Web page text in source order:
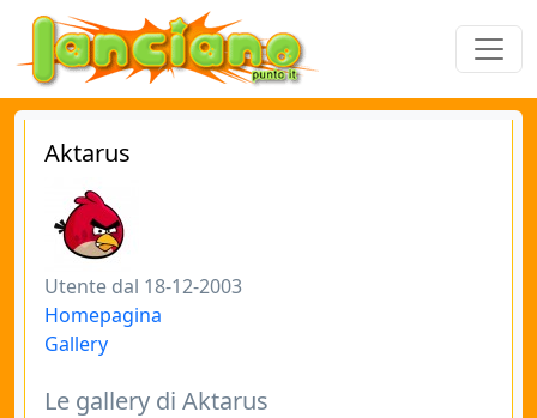
Aktarus
Utente dal 18-12-2003
Homepagina
Gallery
Le gallery di Aktarus